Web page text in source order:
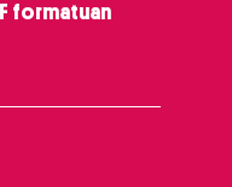
formatuan